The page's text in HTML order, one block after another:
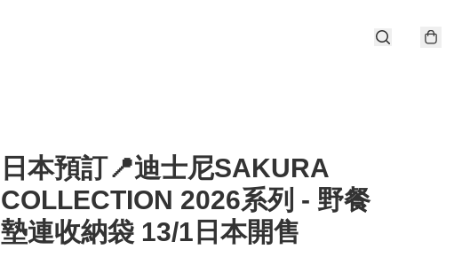
日本預訂📍迪士尼SAKURA
COLLECTION 2026系列 - 野餐
墊連收納袋 13/1日本開售